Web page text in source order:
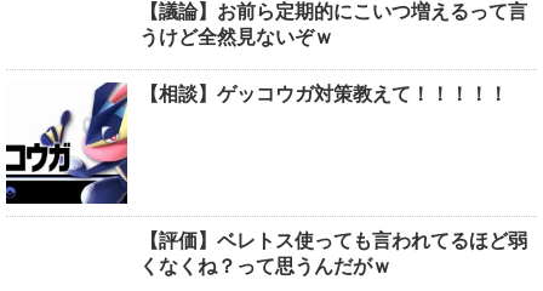
【議論】お前ら定期的にこいつ増えるって言
うけど全然見ないぞｗ
【相談】ゲッコウガ対策教えて！！！！！
【評価】ベレトス使っても言われてるほど弱
くなくね？って思うんだがｗ